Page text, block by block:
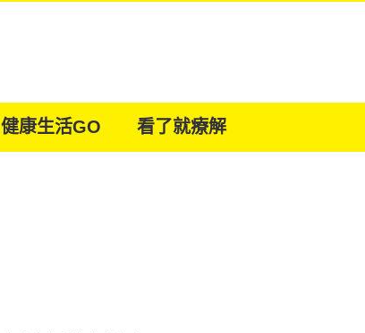
健康生活GO 看了就療解